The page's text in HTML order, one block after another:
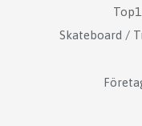
Skateboard /